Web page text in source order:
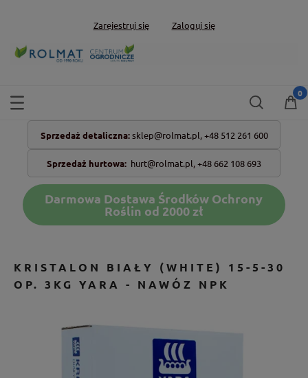
Zarejestruj się Zaloguj się
Sprzedaż detaliczna: sklep@rolmat.pl, +48 512 261 600
Sprzedaż hurtowa: hurt@rolmat.pl,+48 662 108 693
Darmowa Dostawa Środków Ochrony
Roślin od 2000 zł
KRISTALON BIAŁY (WHITE) 15-5-30
OP. 3KG YARA - NAWÓZ NPK